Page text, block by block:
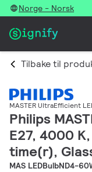
Norge - Norsk
Tilbake til
MASTER UltraEfficient
Philips
E27, 4000
time(r),
MAS LEDBulbND4-